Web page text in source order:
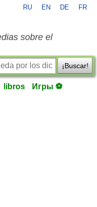
RU EN DE FR
sobre el
¡Buscar!
libros Игры ⚽